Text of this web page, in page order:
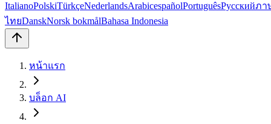
ItalianoPolskiTürkçeNederlandsArabicespañolPortuguêsРусскийภา
ไทยDanskNorsk bokmålBahasa Indonesia
หน้าแรก
บล็อก AI